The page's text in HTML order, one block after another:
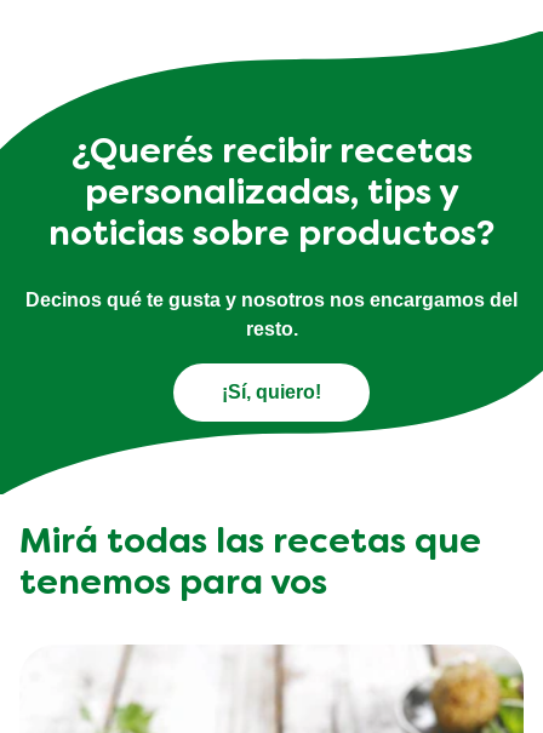
¿Querés recibir recetas
personalizadas, tips y
noticias sobre productos?
Decinos qué te gusta y nosotros nos encargamos del
resto.
¡Sí, quiero!
Mirá todas las recetas que
tenemos para vos